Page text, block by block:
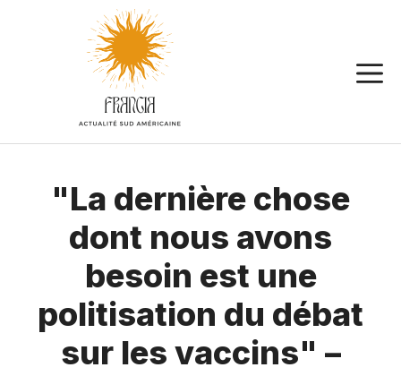
"La dernière chose
dont nous avons
besoin est une
politisation du débat
sur les vaccins" –